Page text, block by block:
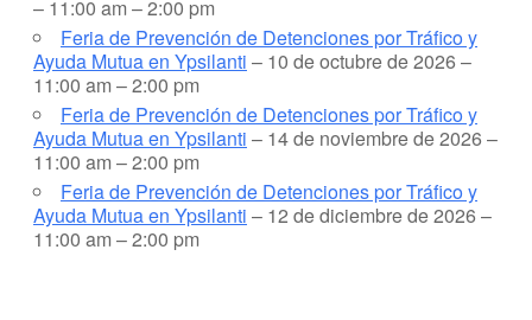
– 11:00 am – 2:00 pm
Feria de Prevención de Detenciones por Tráfico y
Ayuda Mutua en Ypsilanti – 10 de octubre de 2026 –
11:00 am – 2:00 pm
Feria de Prevención de Detenciones por Tráfico y
Ayuda Mutua en Ypsilanti – 14 de noviembre de 2026 –
11:00 am – 2:00 pm
Feria de Prevención de Detenciones por Tráfico y
Ayuda Mutua en Ypsilanti – 12 de diciembre de 2026 –
11:00 am – 2:00 pm